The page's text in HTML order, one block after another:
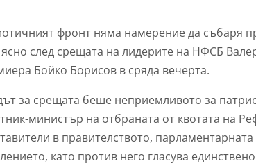
фронт няма намерение да събаря
ясно след срещата на лидерите на НФСБ
Бойко Борисов в сряда вечерта.
за срещата беше неприемливото за
министър на отбраната от квотата на
в правителството,
като против него гласува